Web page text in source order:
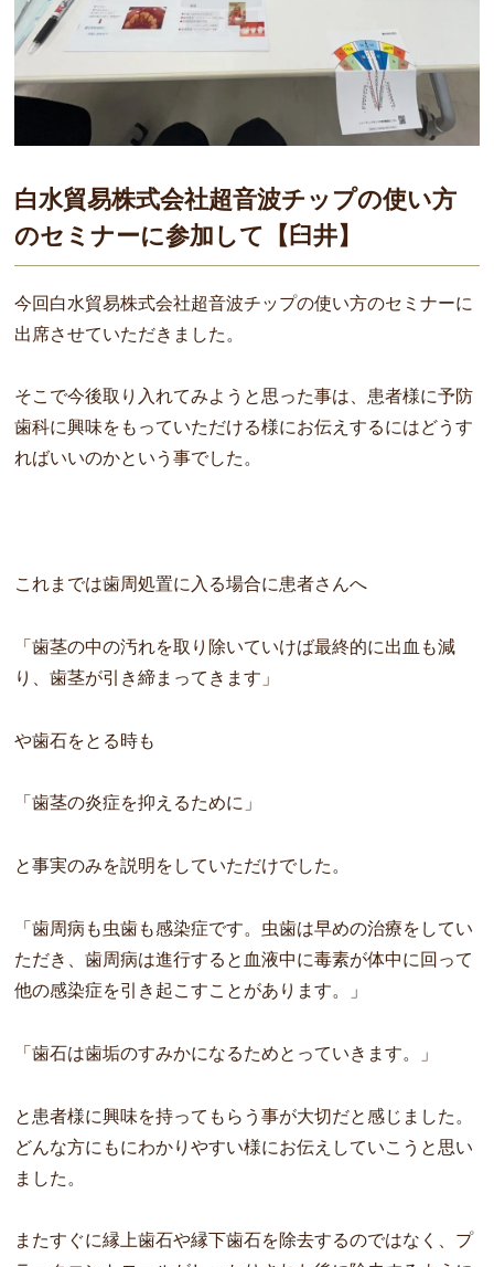
白水貿易株式会社超音波チップの使い方
のセミナーに参加して【臼井】
今回白水貿易株式会社超音波チップの使い方のセミナーに
出席させていただきました。
そこで今後取り入れてみようと思った事は、患者様に予防
歯科に興味をもっていただける様にお伝えするにはどうす
ればいいのかという事でした。
これまでは歯周処置に入る場合に患者さんへ
「歯茎の中の汚れを取り除いていけば最終的に出血も減
り、歯茎が引き締まってきます」
や歯石をとる時も
「歯茎の炎症を抑えるために」
と事実のみを説明をしていただけでした。
「歯周病も虫歯も感染症です。虫歯は早めの治療をしてい
ただき、歯周病は進行すると血液中に毒素が体中に回って
他の感染症を引き起こすことがあります。」
「歯石は歯垢のすみかになるためとっていきます。」
と患者様に興味を持ってもらう事が大切だと感じました。
どんな方にもにわかりやすい様にお伝えしていこうと思い
ました。
またすぐに縁上歯石や縁下歯石を除去するのではなく、プ